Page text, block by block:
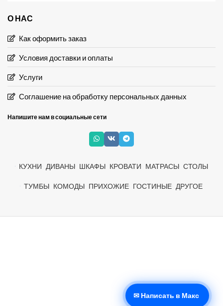
О НАС
Как оформить заказ
Условия доставки и оплаты
Услуги
Соглашение на обработку персональных данных
Напишите нам в социальные сети
КУХНИ ДИВАНЫ ШКАФЫ КРОВАТИ МАТРАСЫ СТОЛЫ
ТУМБЫ КОМОДЫ ПРИХОЖИЕ ГОСТИНЫЕ ДРУГОЕ
✉ Написать в Макс